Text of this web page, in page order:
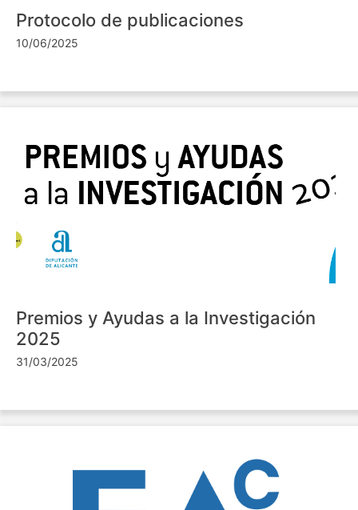
Protocolo de publicaciones
10/06/2025
Premios y Ayudas a la Investigación
2025
31/03/2025